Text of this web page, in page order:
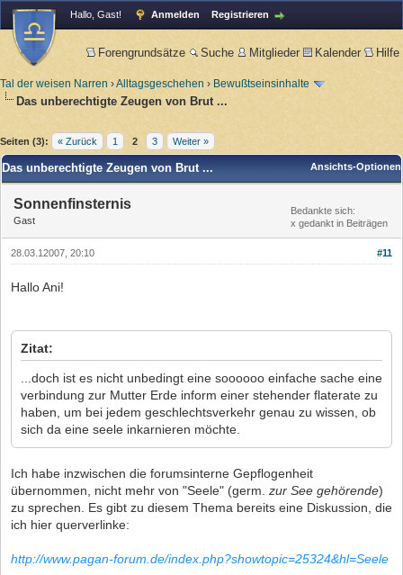
Hallo, Gast! Anmelden Registrieren
Forengrundsätze Suche Mitglieder Kalender Hilfe
Tal der weisen Narren ›Alltagsgeschehen › Bewußtseinsinhalte
Das unberechtigte Zeugen von Brut ...
Seiten (3): « Zurück 1 2 3 Weiter »
Ansichts-Optionen
Das unberechtigte Zeugen von Brut ...
Sonnenfinsternis
Gast
Bedankte sich:
x gedankt in Beiträgen
#11
28.03.12007, 20:10
Hallo Ani!
Zitat:
...doch ist es nicht unbedingt eine soooooo einfache sache eine
verbindung zur Mutter Erde inform einer stehender flaterate zu
haben, um bei jedem geschlechtsverkehr genau zu wissen, ob
sich da eine seele inkarnieren möchte.
Ich habe inzwischen die forumsinterne Gepflogenheit
übernommen, nicht mehr von "Seele" (germ. zur See gehörende)
zu sprechen. Es gibt zu diesem Thema bereits eine Diskussion, die
ich hier querverlinke:
http://www.pagan-forum.de/index.php?showtopic=25324&hl=Seele